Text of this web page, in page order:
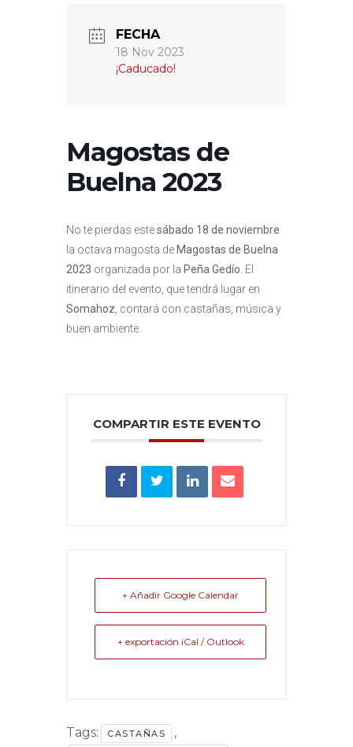
FECHA
18 Nov 2023
¡Caducado!
Magostas de
Buelna 2023
No te pierdas estesábado 18 de noviembre
la octava magosta de Magostas de Buelna
2023 organizada por la Peña Gedío . El
itinerario del evento, que tendrá lugar en
Somahoz , contará con castañas, música y
buen ambiente.
COMPARTIR ESTE EVENTO
+ Añadir Google Calendar
+ exportación iCal / Outlook
Tags: CASTAÑAS
,